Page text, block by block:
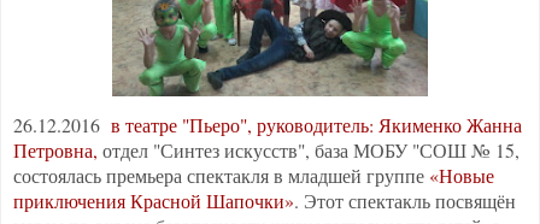
26.12.2016 в театре "Пьеро", руководитель: Якименко Жанна
Петровна, отдел "Синтез искусств", база МОБУ "СОШ № 15,
состоялась премьера спектакля в младшей группе «Новые
приключения Красной Шапочки». Этот спектакль посвящён